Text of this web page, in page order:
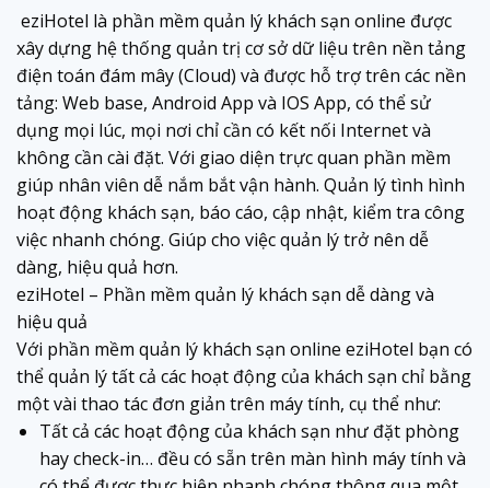
eziHotel là phần mềm quản lý khách sạn online được
xây dựng hệ thống quản trị cơ sở dữ liệu trên nền tảng
điện toán đám mây (Cloud) và được hỗ trợ trên các nền
tảng: Web base, Android App và IOS App, có thể sử
dụng mọi lúc, mọi nơi chỉ cần có kết nối Internet và
không cần cài đặt. Với giao diện trực quan phần mềm
giúp nhân viên dễ nắm bắt vận hành. Quản lý tình hình
hoạt động khách sạn, báo cáo, cập nhật, kiểm tra công
việc nhanh chóng. Giúp cho việc quản lý trở nên dễ
dàng, hiệu quả hơn.
eziHotel – Phần mềm quản lý khách sạn dễ dàng và
hiệu quả
Với phần mềm quản lý khách sạn online eziHotel bạn có
thể quản lý tất cả các hoạt động của khách sạn chỉ bằng
một vài thao tác đơn giản trên máy tính, cụ thể như:
Tất cả các hoạt động của khách sạn như đặt phòng
hay check-in… đều có sẵn trên màn hình máy tính và